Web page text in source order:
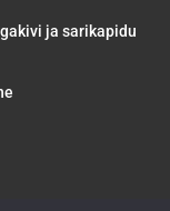
ja sarikapidu